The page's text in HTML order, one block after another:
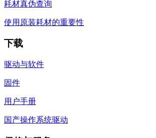
耗材真伪查询
使用原装耗材的重要性
下载
驱动与软件
固件
用户手册
国产操作系统驱动